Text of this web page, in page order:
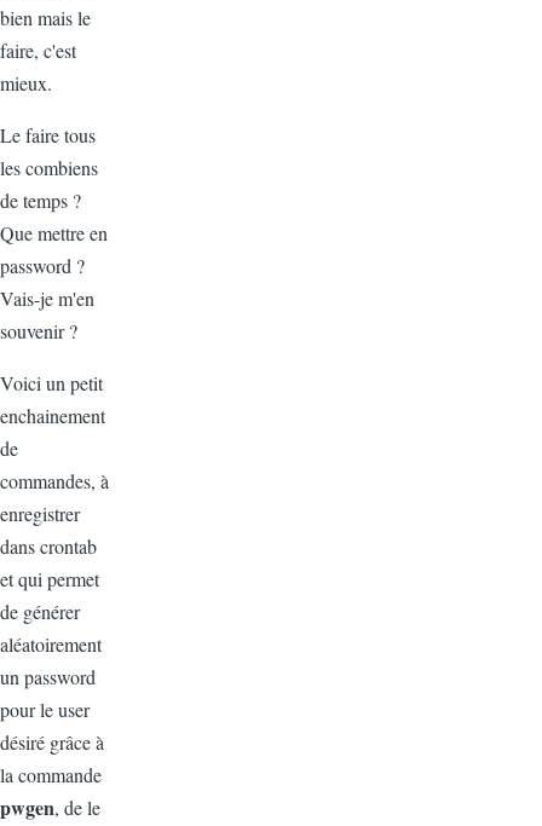
bien mais le
faire, c'est
mieux.
Le faire tous
les combiens
de temps ?
Que mettre en
password ?
Vais-je m'en
souvenir ?
Voici un petit
enchainement
de
commandes, à
enregistrer
dans crontab
et qui permet
de générer
aléatoirement
un password
pour le user
désiré grâce à
la commande
pwgen, de le